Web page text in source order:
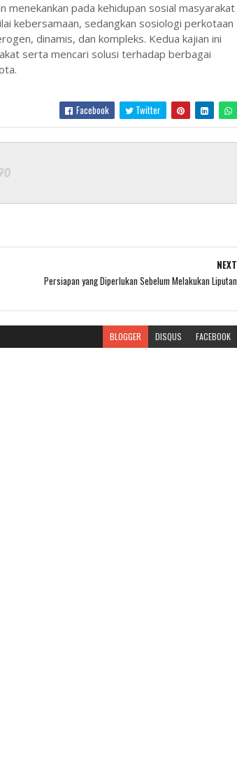
pada kehidupan sosial masyarakat
kebersamaan, sedangkan sosiologi perkotaan
dinamis, dan kompleks. Kedua kajian ini
serta mencari solusi terhadap berbagai
Facebook Twitter
NEXT
Persiapan yang Diperlukan Sebelum Melakukan Liputan
BLOGGER DISQUS FACEBOOK